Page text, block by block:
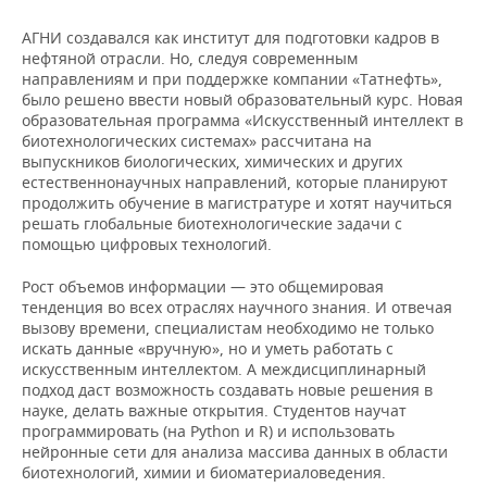
НЕФТЬ
ОПК
ЭНЕРГЕТИКА
РОЗНИЧНАЯ ТОРГОВЛЯ
ТРАНСПОРТ
УСЛУГИ
НОВОСТИ ТЕХНОЛОГИЙ
IT
МЕДИА
ТЕЛЕКОММУНИКАЦИИ
МЕРОПРИЯТИЯ
НОВОСТИ МЕРОПРИЯТИЙ
ВЫЕЗДНАЯ РЕДАКЦИЯ
БИЗНЕС-БРАНЧИ
ONLINE-КОНФЕРЕНЦИИ
ОТКРЫТАЯ ЛЕКЦИЯ
СПОРТ
НОВОСТИ СПОРТА
ФУТБОЛ
ХОККЕЙ
БАСКЕТБОЛ
ВОЛЕЙБОЛ
КИБЕРСПОРТ
ФИГУРНОЕ КАТАНИЕ
ОБЩЕСТВО
НОВОСТИ ОБЩЕСТВА
ВЛАСТЬ
ИНФРАСТРУКТУРА
ИСТОРИЯ
КУЛЬТУРА
МЕДИЦИНА
ФОТОГАЛЕРЕЯ
СЮЖЕТЫ
СПРАВОЧНИК
СПИСОК ПЕРСОН
СПИСОК КОМПАНИЙ
ПОЛНАЯ ВЕРСИЯ
АГНИ создавался как институт для подготовки кадров в
нефтяной отрасли. Но, следуя современным
направлениям и при поддержке компании «Татнефть»,
было решено ввести новый образовательный курс. Новая
образовательная программа «Искусственный интеллект в
биотехнологических системах» рассчитана на
выпускников биологических, химических и других
естественнонаучных направлений, которые планируют
продолжить обучение в магистратуре и хотят научиться
решать глобальные биотехнологические задачи с
помощью цифровых технологий.
Рост объемов информации — это общемировая
тенденция во всех отраслях научного знания. И отвечая
вызову времени, специалистам необходимо не только
искать данные «вручную», но и уметь работать с
искусственным интеллектом. А междисциплинарный
подход даст возможность создавать новые решения в
науке, делать важные открытия. Студентов научат
программировать (на Python и R) и использовать
нейронные сети для анализа массива данных в области
биотехнологий, химии и биоматериаловедения.